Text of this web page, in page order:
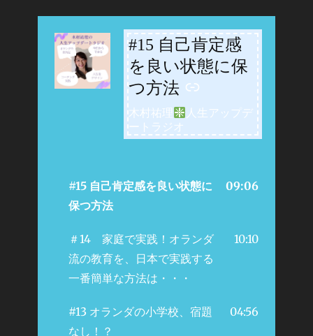
#15 自己肯定感
を良い状態に保
つ方法
-
木村祐理
人生アップデ
ートラジオ
#15 自己肯定感を良い状態に
保つ方法
09:06
＃14 家庭で実践！オランダ
流の教育を、日本で実践する
一番簡単な方法は・・・
10:10
#13 オランダの小学校、宿題
なし！？
04:56